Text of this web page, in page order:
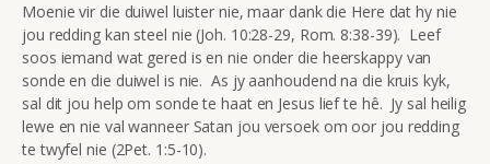
Moenie vir die duiwel luister nie, maar dank die Here dat hy nie
jou redding kan steel nie (Joh. 10:28-29, Rom. 8:38-39). Leef
soos iemand wat gered is en nie onder die heerskappy van
sonde en die duiwel is nie. As jy aanhoudend na die kruis kyk,
sal dit jou help om sonde te haat en Jesus lief te hê. Jy sal heilig
lewe en nie val wanneer Satan jou versoek om oor jou redding
te twyfel nie (2Pet. 1:5-10).